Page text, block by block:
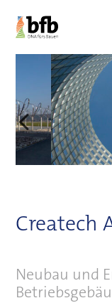
Createch
Neubau und